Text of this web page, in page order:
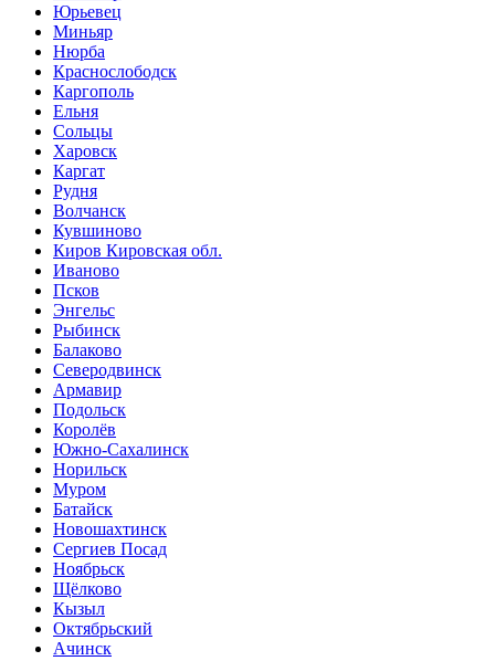
Юрьевец
Миньяр
Нюрба
Краснослободск
Каргополь
Ельня
Сольцы
Харовск
Каргат
Рудня
Волчанск
Кувшиново
Киров Кировская обл.
Иваново
Псков
Энгельс
Рыбинск
Балаково
Северодвинск
Армавир
Подольск
Королёв
Южно-Сахалинск
Норильск
Муром
Батайск
Новошахтинск
Сергиев Посад
Ноябрьск
Щёлково
Кызыл
Октябрьский
Ачинск